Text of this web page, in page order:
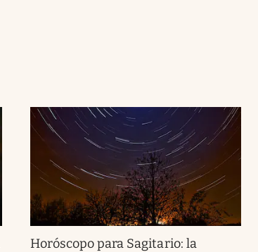
Horóscopo para Sagitario: la